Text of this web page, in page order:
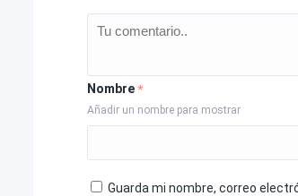
Nombre *
Añadir un nombre para mostrar
Guarda mi nombre, correo